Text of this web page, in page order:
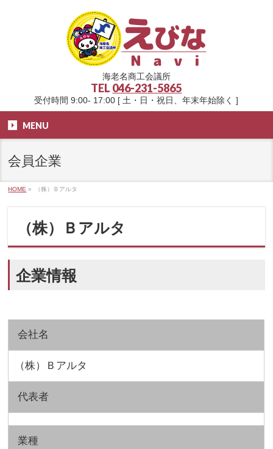
海老名商工会議所
TEL 046-231-5865
受付時間 9:00- 17:00 [ 土・日・祝日、年末年始除く ]
MENU
会員企業
HOME » （株）Ｂアルタ
（株）Ｂアルタ
企業情報
会社名
（株）Ｂアルタ
代表者
業種